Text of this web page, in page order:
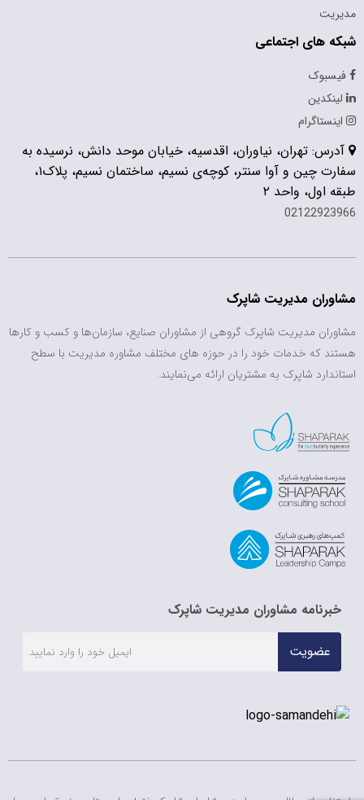
مدیریت
شبکه های اجتماعی
فیسبوک
لینکدین
اینستاگرام
آدرس: تهران، نیاوران، اقدسیه، خیابان موحد دانش، نرسیده به
سفارت چین و آوا سنتر، کوچه‌ی نسیم، ساختمان نسیم، پلاک۱،
طبقه اول، واحد ۲
02122923966
مشاوران مدیریت شاپرک
مشاوران مدیریت شاپرک گروهی از مشاوران صنایع، سازمان‌ها و کسب و کارها
هستند که خدمات خود را در حوزه های مختلف مشاوره مدیریت با سطح
استاندارد شاپرک به مشتریان ارائه می‌نمایند.
خبرنامه مشاوران مدیریت شاپرک
عضویت